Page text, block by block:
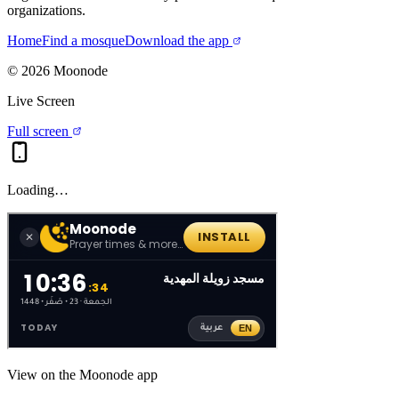
organizations.
HomeFind a mosqueDownload the app
© 2026 Moonode
Live Screen
Full screen
Loading…
View on the Moonode app